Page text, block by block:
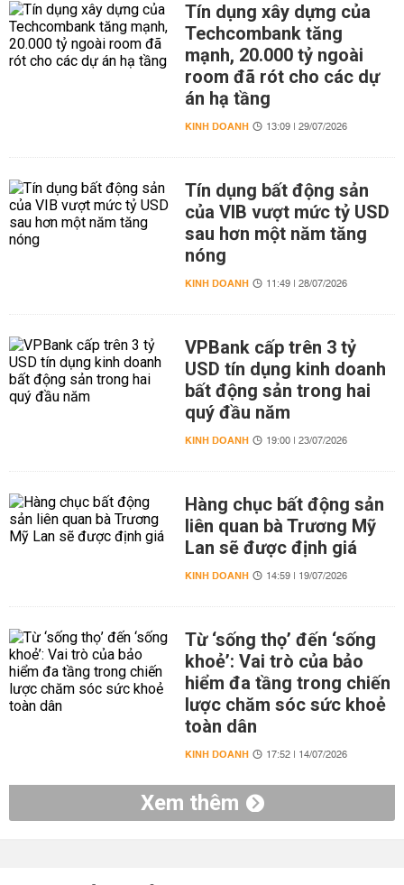
Tín dụng xây dựng của
Techcombank tăng
mạnh, 20.000 tỷ ngoài
room đã rót cho các dự
án hạ tầng
KINH DOANH 13:09 | 29/07/2026
Tín dụng bất động sản
của VIB vượt mức tỷ USD
sau hơn một năm tăng
nóng
KINH DOANH 11:49 | 28/07/2026
VPBank cấp trên 3 tỷ
USD tín dụng kinh doanh
bất động sản trong hai
quý đầu năm
KINH DOANH 19:00 | 23/07/2026
Hàng chục bất động sản
liên quan bà Trương Mỹ
Lan sẽ được định giá
KINH DOANH 14:59 | 19/07/2026
Từ ‘sống thọ’ đến ‘sống
khoẻ’: Vai trò của bảo
hiểm đa tầng trong chiến
lược chăm sóc sức khoẻ
toàn dân
KINH DOANH 17:52 | 14/07/2026
Xem thêm